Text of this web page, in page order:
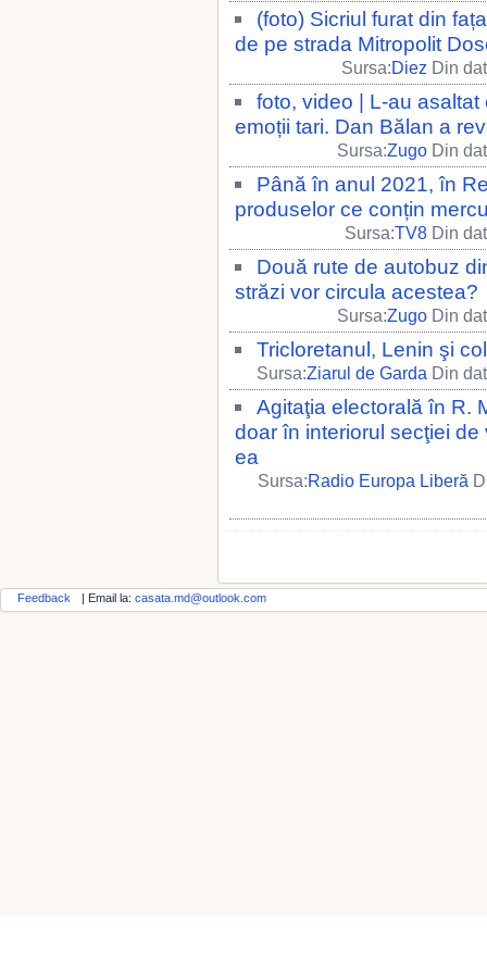
(foto) Sicriul furat din
de pe strada Mitropolit
Sursa:Diez Din
foto, video | L-au
emoții tari. Dan Bălan a
Sursa:Zugo Din
Până în anul 2021, în
produselor ce conțin
Sursa:TV8 Din
Două rute de autobuz
străzi vor circula acestea?
Sursa:Zugo Din
Tricloretanul, Lenin şi
Sursa:Ziarul de Garda Din
Agitaţia electorală în R.
doar în interiorul secţiei
ea
Sursa:Radio Europa Liberă
Feedback | Email la: casata.md@outlook.com